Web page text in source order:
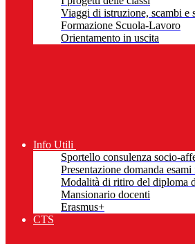
Viaggi di istruzione, scambi e
Formazione Scuola-Lavoro
Orientamento in uscita
Info Utili
Sportello consulenza socio-
Presentazione domanda
Modalità di ritiro del diploma
Mansionario docenti
Erasmus+
CTS